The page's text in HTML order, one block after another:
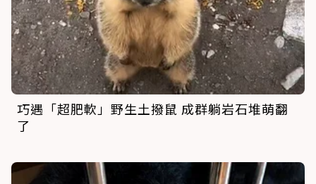
巧遇「超肥軟」野生土撥鼠 成群躺岩石堆萌翻
了